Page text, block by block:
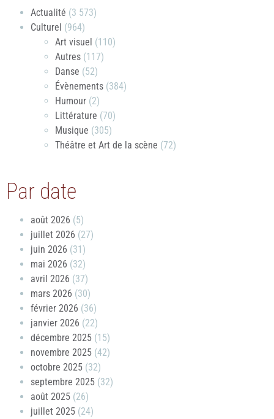
Actualité (3 573)
Culturel (964)
Art visuel (110)
Autres (117)
Danse (52)
Évènements (384)
Humour (2)
Littérature (70)
Musique (305)
Théâtre et Art de la scène (72)
Par date
août 2026 (5)
juillet 2026 (27)
juin 2026 (31)
mai 2026 (32)
avril 2026 (37)
mars 2026 (30)
février 2026 (36)
janvier 2026 (22)
décembre 2025 (15)
novembre 2025 (42)
octobre 2025 (32)
septembre 2025 (32)
août 2025 (26)
juillet 2025 (24)